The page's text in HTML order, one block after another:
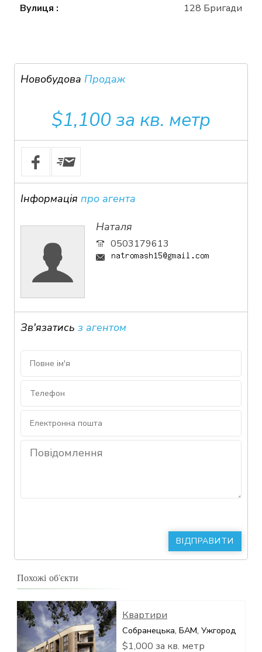
Вулиця :
128 Бригади
Новобудова Продаж
$1,100 за кв. метр
Інформація про агента
Наталя
0503179613
Зв'язатись з агентом
Похожі об’єкти
Квартири
Собранецька, БАМ, Ужгород
$1,000 за кв. метр